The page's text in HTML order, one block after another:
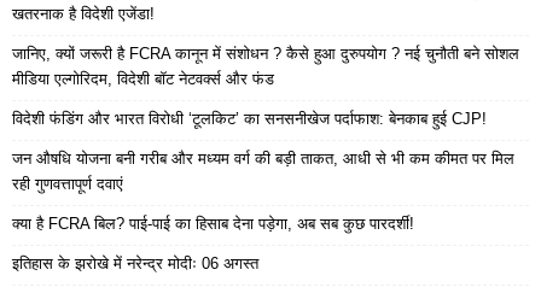
खतरनाक है विदेशी एजेंडा!
जानिए, क्यों जरूरी है FCRA कानून में संशोधन ? कैसे हुआ दुरुपयोग ? नई चुनौती बने सोशल
मीडिया एल्गोरिदम, विदेशी बॉट नेटवर्क्स और फंड
विदेशी फंडिंग और भारत विरोधी ‘टूलकिट’ का सनसनीखेज पर्दाफाश: बेनकाब हुई CJP!
जन औषधि योजना बनी गरीब और मध्यम वर्ग की बड़ी ताकत, आधी से भी कम कीमत पर मिल
रही गुणवत्तापूर्ण दवाएं
क्या है FCRA बिल? पाई-पाई का हिसाब देना पड़ेगा, अब सब कुछ पारदर्शी!
इतिहास के झरोखे में नरेन्द्र मोदीः 06 अगस्त